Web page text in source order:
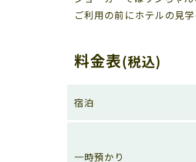
ご利用の前にホテルの見
料金表(税込)
宿泊
一時預かり